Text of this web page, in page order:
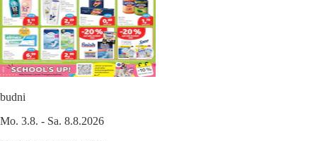
budni
Mo. 3.8. - Sa. 8.8.2026